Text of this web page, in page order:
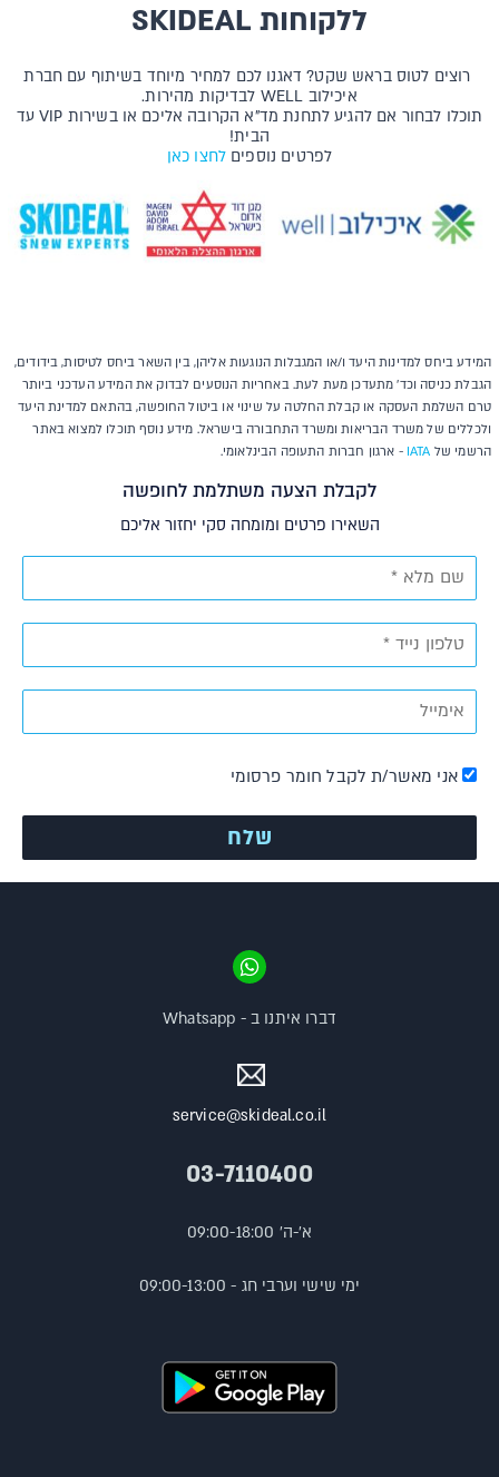
ללקוחות SKIDEAL
רוצים לטוס בראש שקט? דאגנו לכם למחיר מיוחד בשיתוף עם חברת
איכילוב WELL לבדיקות מהירות.
תוכלו לבחור אם להגיע לתחנת מד"א הקרובה אליכם או בשירות VIP עד
הבית!
לפרטים נוספים לחצו כאן
המידע ביחס למדינות היעד ו/או המגבלות הנוגעות אליהן, בין השאר ביחס לטיסות, בידודים,
הגבלת כניסה וכד' מתעדכן מעת לעת. באחריות הנוסעים לבדוק את המידע העדכני ביותר
טרם השלמת העסקה או קבלת החלטה על שינוי או ביטול החופשה, בהתאם למדינת היעד
ולכללים של משרד הבריאות ומשרד התחבורה בישראל. מידע נוסף תוכלו למצוא באתר
הרשמי של IATA - ארגון חברות התעופה הבינלאומי.
לקבלת הצעה משתלמת לחופשה
השאירו פרטים ומומחה סקי יחזור אליכם
אני מאשר/ת לקבל חומר פרסומי
service@skideal.co.il
03-7110400
א'-ה' 09:00-18:00
ימי שישי וערבי חג - 09:00-13:00
דברו איתנו ב - Whatsapp